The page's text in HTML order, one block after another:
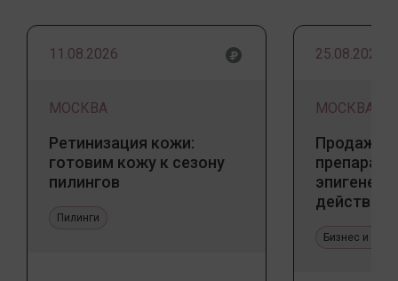
11.08.2026
МОСКВА
Ретинизация кожи:
готовим кожу к сезону
пилингов
Пилинги
25.08.2026
МОСКВА
Продажа
действия
Бизнес и